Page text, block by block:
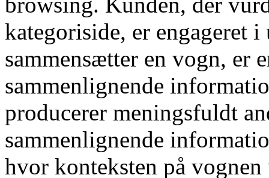
kategoriside, er engageret
sammensætter en vogn, er
sammenlignende
producerer meningsfuldt
sammenlignende
hvor konteksten på